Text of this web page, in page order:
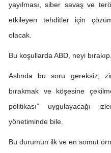
yayılması, siber savaş ve
etkileyen tehditler için
olacak.
Bu koşullarda ABD, neyi
Aslında bu soru gereksiz;
bırakmak ve köşesine
politikası” uygulayacağı
yönetiminde bile.
Bu durumun ilk ve en somut